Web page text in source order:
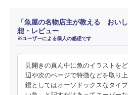
「魚屋の名物店主が教える おい
想・レビュー
※ユーザーによる個人の感想です
見開きの真ん中に魚のイラストを
辺や次のページで特徴などを取り
鑑としてはオーソドックスなタイ